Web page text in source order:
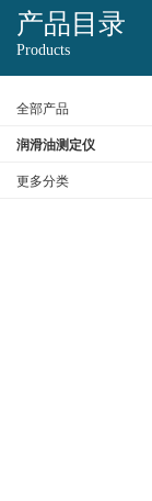
产品目录
Products
全部产品
润滑油测定仪
更多分类